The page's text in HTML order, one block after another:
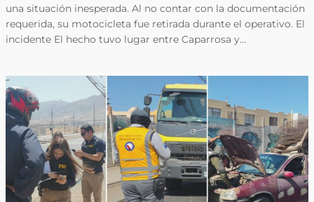
una situación inesperada. Al no contar con la documentación
requerida, su motocicleta fue retirada durante el operativo. El
incidente El hecho tuvo lugar entre Caparrosa y…